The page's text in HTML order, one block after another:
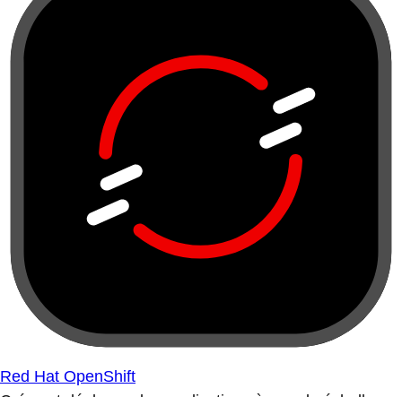
Red Hat OpenShift